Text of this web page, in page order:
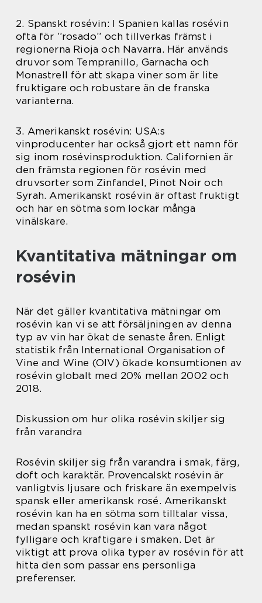
2. Spanskt rosévin: I Spanien kallas rosévin
ofta för ”rosado” och tillverkas främst i
regionerna Rioja och Navarra. Här används
druvor som Tempranillo, Garnacha och
Monastrell för att skapa viner som är lite
fruktigare och robustare än de franska
varianterna.
3. Amerikanskt rosévin: USA:s
vinproducenter har också gjort ett namn för
sig inom rosévinsproduktion. Californien är
den främsta regionen för rosévin med
druvsorter som Zinfandel, Pinot Noir och
Syrah. Amerikanskt rosévin är oftast fruktigt
och har en sötma som lockar många
vinälskare.
Kvantitativa mätningar om
rosévin
När det gäller kvantitativa mätningar om
rosévin kan vi se att försäljningen av denna
typ av vin har ökat de senaste åren. Enligt
statistik från International Organisation of
Vine and Wine (OIV) ökade konsumtionen av
rosévin globalt med 20% mellan 2002 och
2018.
Diskussion om hur olika rosévin skiljer sig
från varandra
Rosévin skiljer sig från varandra i smak, färg,
doft och karaktär. Provencalskt rosévin är
vanligtvis ljusare och friskare än exempelvis
spansk eller amerikansk rosé. Amerikanskt
rosévin kan ha en sötma som tilltalar vissa,
medan spanskt rosévin kan vara något
fylligare och kraftigare i smaken. Det är
viktigt att prova olika typer av rosévin för att
hitta den som passar ens personliga
preferenser.